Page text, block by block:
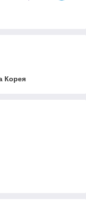
Корея